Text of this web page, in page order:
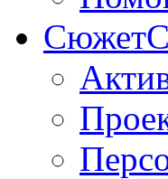
Сюжет